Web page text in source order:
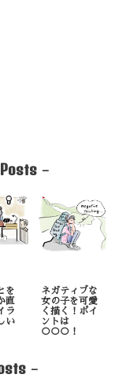
-
を
直
ラ
い
ネガティブな
女の子を可愛
く描く！ポイ
ントは
○○○！
-